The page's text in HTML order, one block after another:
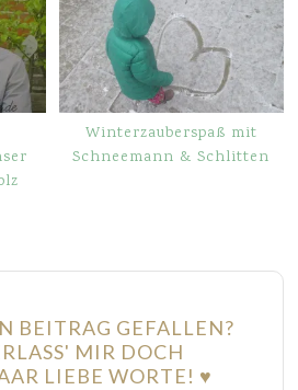
Winterzauberspaß mit
Schneemann & Schlitten
BEITRAG GEFALLEN?
MIR DOCH
LIEBE WORTE! ♥